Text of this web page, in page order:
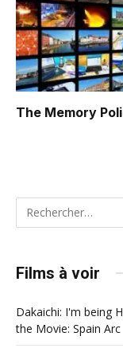
The Memory
Films à voir
Dakaichi: I'm being
the Movie: Spain Arc